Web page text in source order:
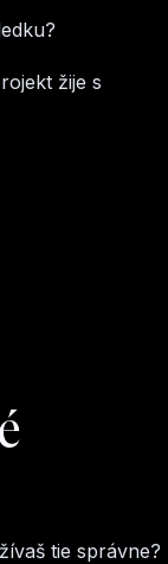
žije s
tie správne?